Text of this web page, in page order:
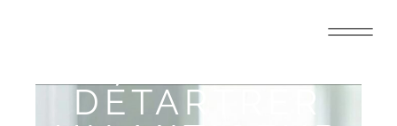
DÉTARTRER